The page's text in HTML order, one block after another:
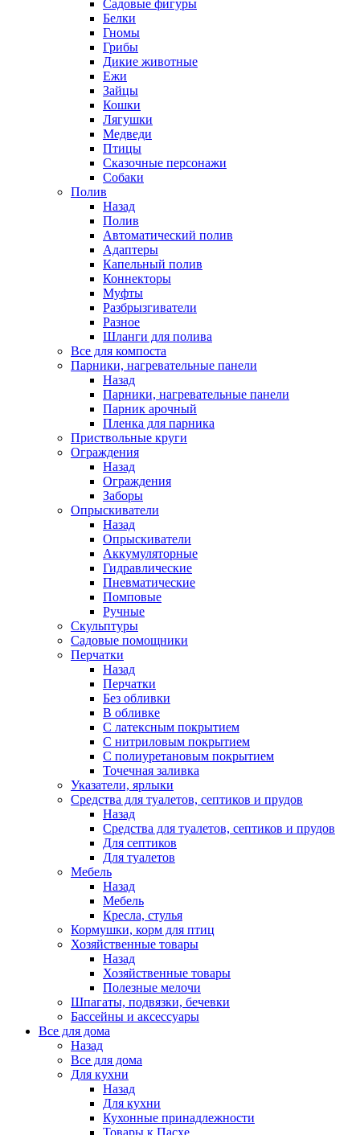
Садовые фигуры
Белки
Гномы
Грибы
Дикие животные
Ежи
Зайцы
Кошки
Лягушки
Медведи
Птицы
Сказочные персонажи
Собаки
Полив
Назад
Полив
Автоматический полив
Адаптеры
Капельный полив
Коннекторы
Муфты
Разбрызгиватели
Разное
Шланги для полива
Все для компоста
Парники, нагревательные панели
Назад
Парники, нагревательные панели
Парник арочный
Пленка для парника
Приствольные круги
Ограждения
Назад
Ограждения
Заборы
Опрыскиватели
Назад
Опрыскиватели
Аккумуляторные
Гидравлические
Пневматические
Помповые
Ручные
Скульптуры
Садовые помощники
Перчатки
Назад
Перчатки
Без обливки
В обливке
С латексным покрытием
С нитриловым покрытием
С полиуретановым покрытием
Точечная заливка
Указатели, ярлыки
Средства для туалетов, септиков и прудов
Назад
Средства для туалетов, септиков и прудов
Для септиков
Для туалетов
Мебель
Назад
Мебель
Кресла, стулья
Кормушки, корм для птиц
Хозяйственные товары
Назад
Хозяйственные товары
Полезные мелочи
Шпагаты, подвязки, бечевки
Бассейны и аксессуары
Все для дома
Назад
Все для дома
Для кухни
Назад
Для кухни
Кухонные принадлежности
Товары к Пасхе